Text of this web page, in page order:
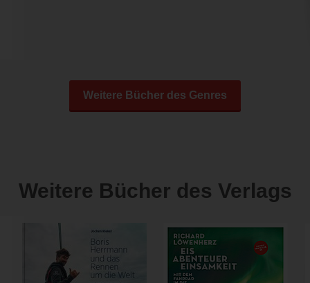
Weitere Bücher des Genres
Weitere Bücher des Verlags